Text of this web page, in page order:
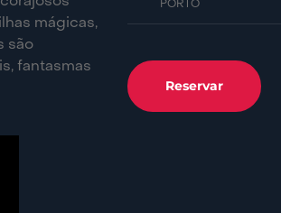
mágicas,
são
fantasmas
PORTO
Reservar